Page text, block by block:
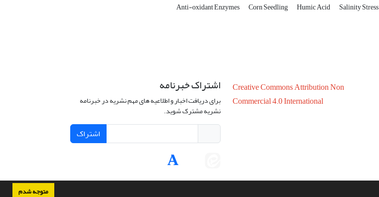
متوجه شدم
Anti-oxidant Enzymes Corn Seedling Humic Acid Salinity Stress
Creative Commons Attribution Non
Commercial 4.0 International
اشتراک خبرنامه
برای دریافت اخبار و اطلاعیه های مهم نشریه در خبرنامه
نشریه مشترک شوید.
اشتراک